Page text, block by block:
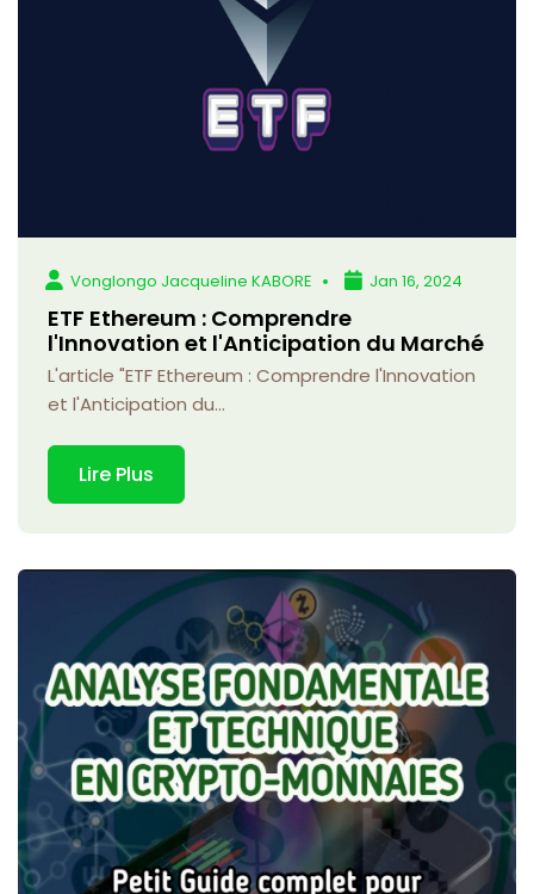
Vonglongo Jacqueline KABORE Jan 16, 2024
ETF Ethereum : Comprendre
l'Innovation et l'Anticipation du Marché
L'article "ETF Ethereum : Comprendre l'Innovation
et l'Anticipation du...
Lire Plus